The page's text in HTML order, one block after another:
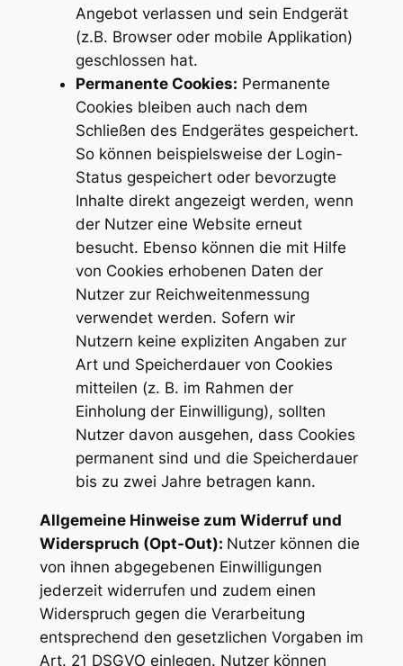
Angebot verlassen und sein Endgerät
(z.B. Browser oder mobile Applikation)
geschlossen hat.
Permanente Cookies: Permanente
Cookies bleiben auch nach dem
Schließen des Endgerätes gespeichert.
So können beispielsweise der Login-
Status gespeichert oder bevorzugte
Inhalte direkt angezeigt werden, wenn
der Nutzer eine Website erneut
besucht. Ebenso können die mit Hilfe
von Cookies erhobenen Daten der
Nutzer zur Reichweitenmessung
verwendet werden. Sofern wir
Nutzern keine expliziten Angaben zur
Art und Speicherdauer von Cookies
mitteilen (z. B. im Rahmen der
Einholung der Einwilligung), sollten
Nutzer davon ausgehen, dass Cookies
permanent sind und die Speicherdauer
bis zu zwei Jahre betragen kann.
Allgemeine Hinweise zum Widerruf und
Widerspruch (Opt-Out): Nutzer können die
von ihnen abgegebenen Einwilligungen
jederzeit widerrufen und zudem einen
Widerspruch gegen die Verarbeitung
entsprechend den gesetzlichen Vorgaben im
Art. 21 DSGVO einlegen. Nutzer können